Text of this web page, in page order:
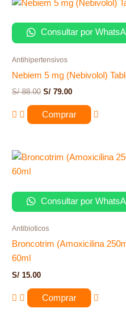
Consultar por
Antihipertensivos
Nebiem 5 mg (Nebivolol)
S/88.00 S/ 79.00
Comprar
Consultar por
Antibioticos
Broncotrim (Amoxicilina
60ml
S/ 15.00
Comprar